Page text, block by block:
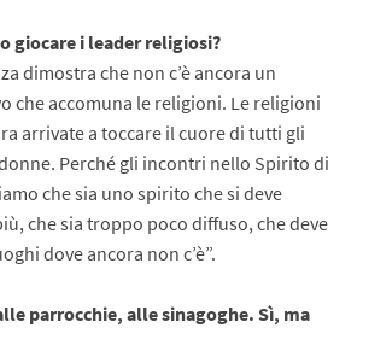
giocare i leader religiosi?
dimostra che non c’è ancora un
che accomuna le religioni. Le religioni
arrivate a toccare il cuore di tutti gli
Perché gli incontri nello Spirito di
che sia uno spirito che si deve
che sia troppo poco diffuso, che deve
dove ancora non c’è”.
parrocchie, alle sinagoghe. Sì, ma